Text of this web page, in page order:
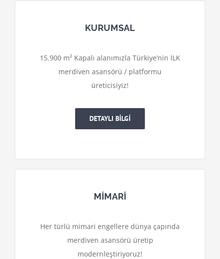
KURUMSAL
15.900 m² Kapalı alanımızla Türkiye’nin İLK
merdiven asansörü / platformu
üreticisiyiz!
DETAYLI BİLGİ
MİMARİ
Her türlü mimari engellere dünya çapında
merdiven asansörü üretip
modernleştiriyoruz!